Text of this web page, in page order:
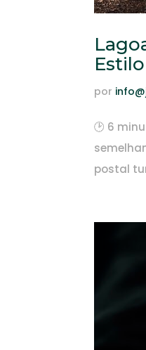
por
🕑 6
postal